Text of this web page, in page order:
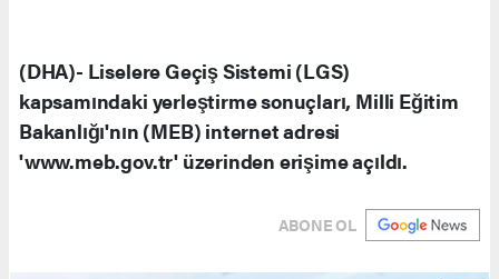
(DHA)- Liselere Geçiş Sistemi (LGS)
kapsamındaki yerleştirme sonuçları, Milli Eğitim
Bakanlığı'nın (MEB) internet adresi
'www.meb.gov.tr' üzerinden erişime açıldı.
ABONE OL